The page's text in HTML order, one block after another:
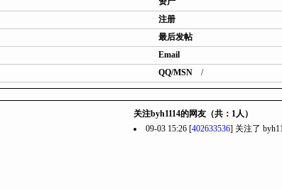
注册
最后发帖
Email
QQ/MSN /
关注byh1114的网友（共：1人）
09-03 15:26 [402633536] 关注了